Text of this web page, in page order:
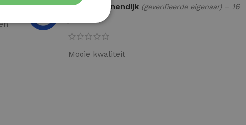
Theo Groenendijk (geverifieerde eigenaar) – 16
juni 2026
Mooie kwaliteit